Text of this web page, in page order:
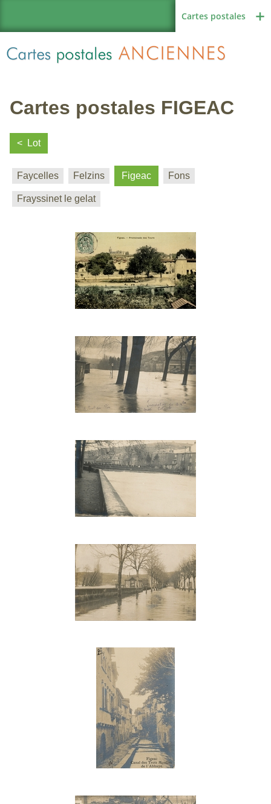
Cartes postales
Autres pays
Thèmes
Cartes postales FIGEAC
Lot
Faycelles Felzins Figeac Fons
Frayssinet le gelat